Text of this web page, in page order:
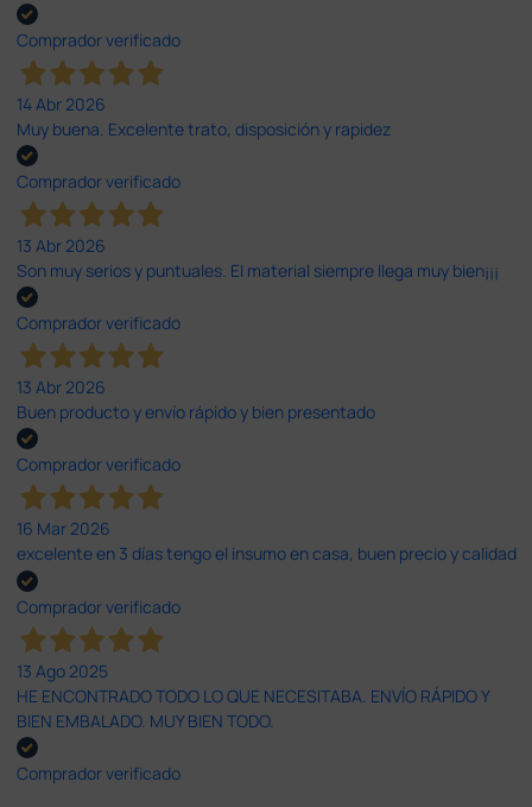
Comprador verificado
14 Abr 2026
Muy buena. Excelente trato, disposición y rapidez
Comprador verificado
13 Abr 2026
Son muy serios y puntuales. El material siempre llega muy bien¡¡¡
Comprador verificado
13 Abr 2026
Buen producto y envío rápido y bien presentado
Comprador verificado
16 Mar 2026
excelente en 3 días tengo el insumo en casa, buen precio y calidad
Comprador verificado
13 Ago 2025
HE ENCONTRADO TODO LO QUE NECESITABA. ENVÍO RÁPIDO Y
BIEN EMBALADO. MUY BIEN TODO.
Comprador verificado